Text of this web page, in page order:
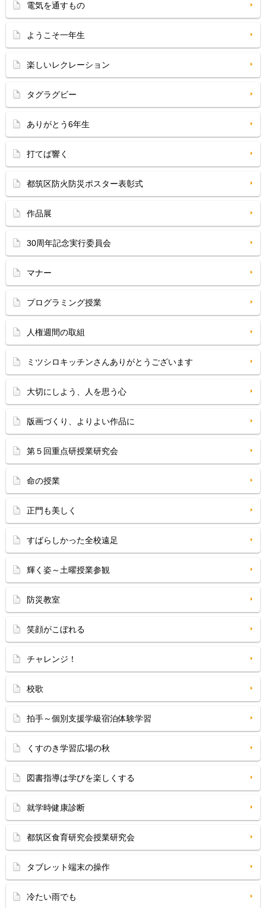
電気を通すもの
ようこそ一年生
楽しいレクレーション
タグラグビー
ありがとう6年生
打てば響く
都筑区防火防災ポスター表彰式
作品展
30周年記念実行委員会
マナー
プログラミング授業
人権週間の取組
ミツシロキッチンさんありがとうございます
大切にしよう、人を思う心
版画づくり、よりよい作品に
第５回重点研授業研究会
命の授業
正門も美しく
すばらしかった全校遠足
輝く姿～土曜授業参観
防災教室
笑顔がこぼれる
チャレンジ！
校歌
拍手～個別支援学級宿泊体験学習
くすのき学習広場の秋
図書指導は学びを楽しくする
就学時健康診断
都筑区食育研究会授業研究会
タブレット端末の操作
冷たい雨でも